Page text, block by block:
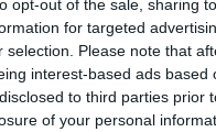
opt-out of the sale, sharing
for targeted
selection. Please note that
interest-based ads
to third parties prior
of your personal
il Centro Disturbi
follow-up mensili.
50 pazienti per